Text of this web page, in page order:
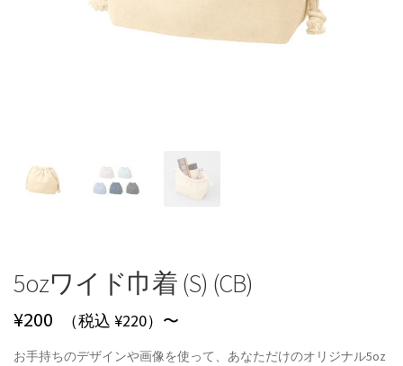
5ozワイド巾着 (S) (CB)
¥200 （税込 ¥220）〜
お手持ちのデザインや画像を使って、あなただけのオリジナル5oz